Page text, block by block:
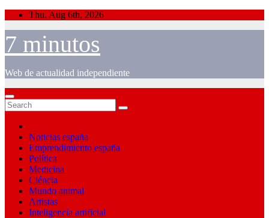
Skip
content
Thu. Aug 6th, 2026
7 minutos
Web de actualidad independiente
Noticias españa
Emprendimiento españa
Política
Medicina
Ciéncia
Mundo animal
Artistas
Inteligencia artificial